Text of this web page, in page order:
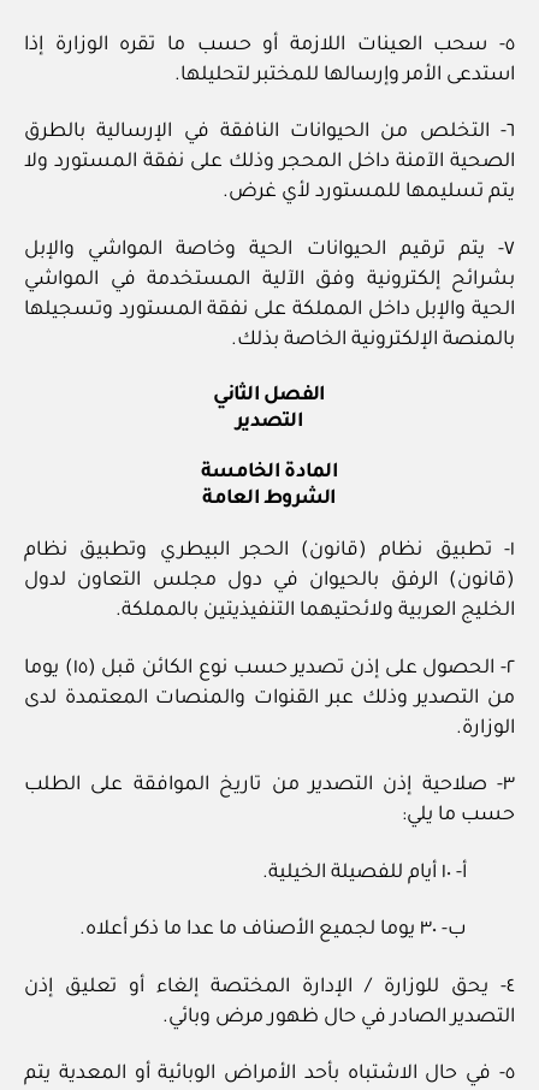
٥- سحب العينات اللازمة أو حسب ما تقره الوزارة إذا
استدعى الأمر وإرسالها للمختبر لتحليلها.
٦- التخلص من الحيوانات النافقة في الإرسالية بالطرق
الصحية الآمنة داخل المحجر وذلك على نفقة المستورد ولا
يتم تسليمها للمستورد لأي غرض.
٧- يتم ترقيم الحيوانات الحية وخاصة المواشي والإبل
بشرائح إلكترونية وفق الآلية المستخدمة في المواشي
الحية والإبل داخل المملكة على نفقة المستورد وتسجيلها
بالمنصة الإلكترونية الخاصة بذلك.
الفصل الثاني
التصدير
المادة الخامسة
الشروط العامة
١- تطبيق نظام (قانون) الحجر البيطري وتطبيق نظام
(قانون) الرفق بالحيوان في دول مجلس التعاون لدول
الخليج العربية ولائحتيهما التنفيذيتين بالمملكة.
٢- الحصول على إذن تصدير حسب نوع الكائن قبل (١٥) يوما
من التصدير وذلك عبر القنوات والمنصات المعتمدة لدى
الوزارة.
٣- صلاحية إذن التصدير من تاريخ الموافقة على الطلب
حسب ما يلي:
أ- ١٠ أيام للفصيلة الخيلية.
ب- ٣٠ يوما لجميع الأصناف ما عدا ما ذكر أعلاه.
٤- يحق للوزارة / الإدارة المختصة إلغاء أو تعليق إذن
التصدير الصادر في حال ظهور مرض وبائي.
٥- في حال الاشتباه بأحد الأمراض الوبائية أو المعدية يتم